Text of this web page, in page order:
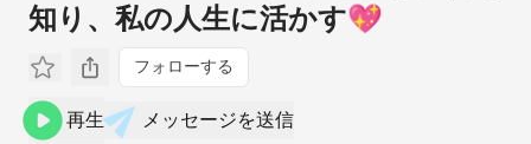
知り、私の人生に活かす💖
フォローする
再生 メッセージを送信